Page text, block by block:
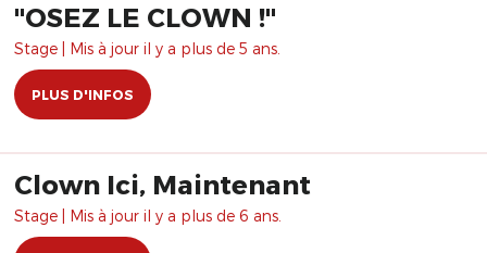
"OSEZ LE CLOWN !"
Stage | Mis à jour il y a plus de 5 ans.
PLUS D'INFOS
Clown Ici, Maintenant
Stage | Mis à jour il y a plus de 6 ans.